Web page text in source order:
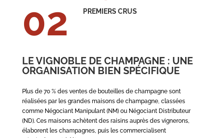
PREMIERS CRUS
02
LE VIGNOBLE DE CHAMPAGNE : UNE
ORGANISATION BIEN SPÉCIFIQUE
Plus de 70 % des ventes de bouteilles de champagne sont
réalisées par les grandes maisons de champagne, classées
comme Négociant Manipulant (NM) ou Négociant Distributeur
(ND). Ces maisons achètent des raisins auprès des vignerons,
élaborent les champagnes, puis les commercialisent